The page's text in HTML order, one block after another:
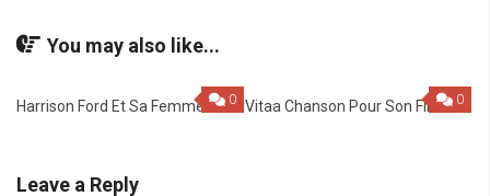
You may also like...
0
Harrison Ford Et Sa Femme 0
Vitaa Chanson Pour Son Fils
Leave a Reply